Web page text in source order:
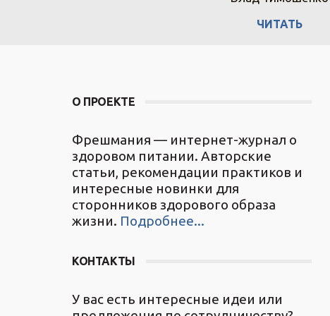
ЧИТАТЬ
О ПРОЕКТЕ
Фрешмания — интернет-журнал о
здоровом питании. Авторские
статьи, рекомендации практиков и
интересные новинки для
сторонников здорового образа
жизни. Подробнее...
КОНТАКТЫ
У вас есть интересные идеи или